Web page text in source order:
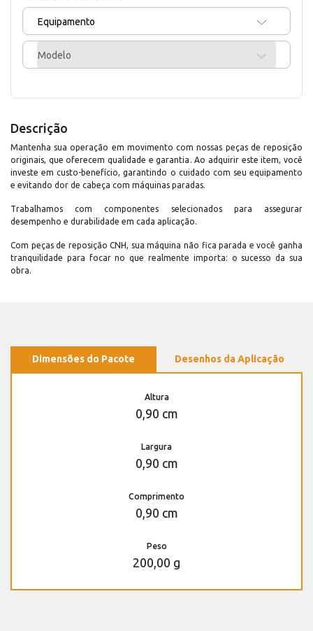
Equipamento
Modelo
Descrição
Mantenha sua operação em movimento com nossas peças de reposição
originais, que oferecem qualidade e garantia. Ao adquirir este item, você
investe em custo-benefício, garantindo o cuidado com seu equipamento
e evitando dor de cabeça com máquinas paradas.
Trabalhamos com componentes selecionados para assegurar
desempenho e durabilidade em cada aplicação.
Com peças de reposição CNH, sua máquina não fica parada e você ganha
tranquilidade para focar no que realmente importa: o sucesso da sua
obra.
Dimensões do Pacote Desenhos da Aplicação
Altura
0,90 cm
Largura
0,90 cm
Comprimento
0,90 cm
Peso
200,00 g